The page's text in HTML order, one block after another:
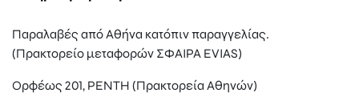
Παραλαβές από Αθήνα κατόπιν παραγγελίας.
(Πρακτορείο μεταφορών ΣΦΑΙΡΑ EVIAS)
Ορφέως 201, ΡΕΝΤΗ (Πρακτορεία Αθηνών)